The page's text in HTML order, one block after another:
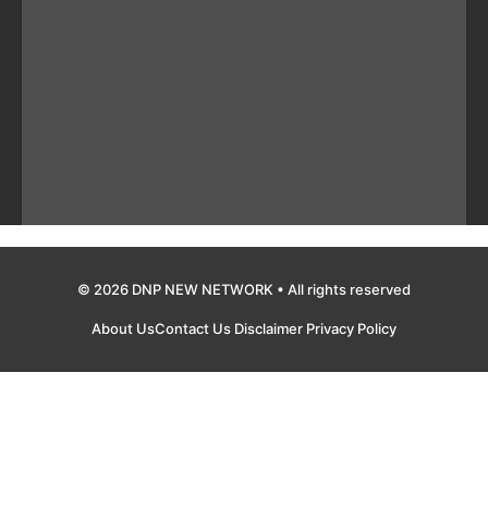
© 2026 DNP NEW NETWORK • All rights reserved
About UsContact Us Disclaimer Privacy Policy